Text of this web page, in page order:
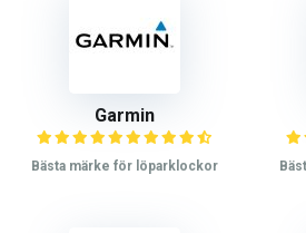
Garmin
Bästa märke för löparklockor